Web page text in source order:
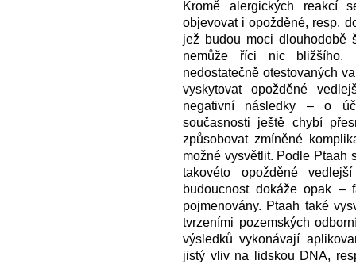
Kromě alergických reakcí
objevovat i opožděné, resp.
jež budou moci dlouhodobě
nemůže říci nic bližšího.
nedostatečně otestovaných
vyskytovat opožděné
negativní následky – o
současnosti ještě chybí
způsobovat zmíněné
možné vysvětlit. Podle Ptaah
takovéto opožděné
budoucnost dokáže opak –
pojmenovány. Ptaah také
tvrzeními pozemských
výsledků vykonávají
jistý vliv na lidskou DNA,